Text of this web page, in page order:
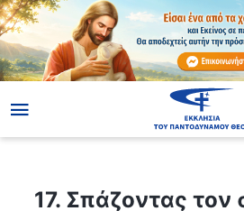
17. Σπάζοντας τον στενό κλοιό του
17. Σπάζοντας τον